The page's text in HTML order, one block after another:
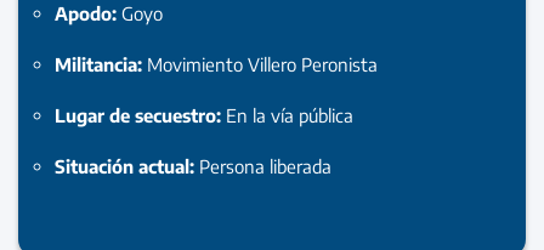
Apodo: Goyo
Militancia: Movimiento Villero Peronista
Lugar de secuestro: En la vía pública
Situación actual: Persona liberada